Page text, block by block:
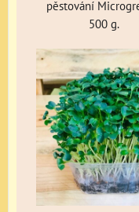
pěstování
500 g.